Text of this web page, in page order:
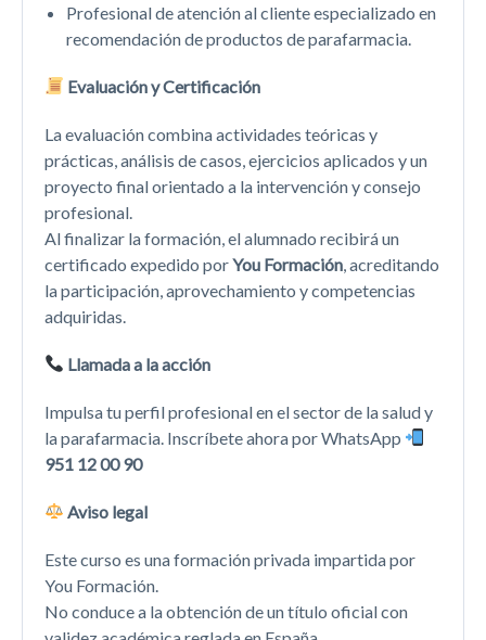
Profesional de atención al cliente especializado en
recomendación de productos de parafarmacia.
Evaluación y Certificación
La evaluación combina actividades teóricas y
prácticas, análisis de casos, ejercicios aplicados y un
proyecto final orientado a la intervención y consejo
profesional.
Al finalizar la formación, el alumnado recibirá un
certificado expedido porYou Formación , acreditando
la participación, aprovechamiento y competencias
adquiridas.
Llamada a la acción
Impulsa tu perfil profesional en el sector de la salud y
la parafarmacia. Inscríbete ahora por WhatsApp
951 12 00 90
Aviso legal
Este curso es una formación privada impartida por
You Formación.
No conduce a la obtención de un título oficial con